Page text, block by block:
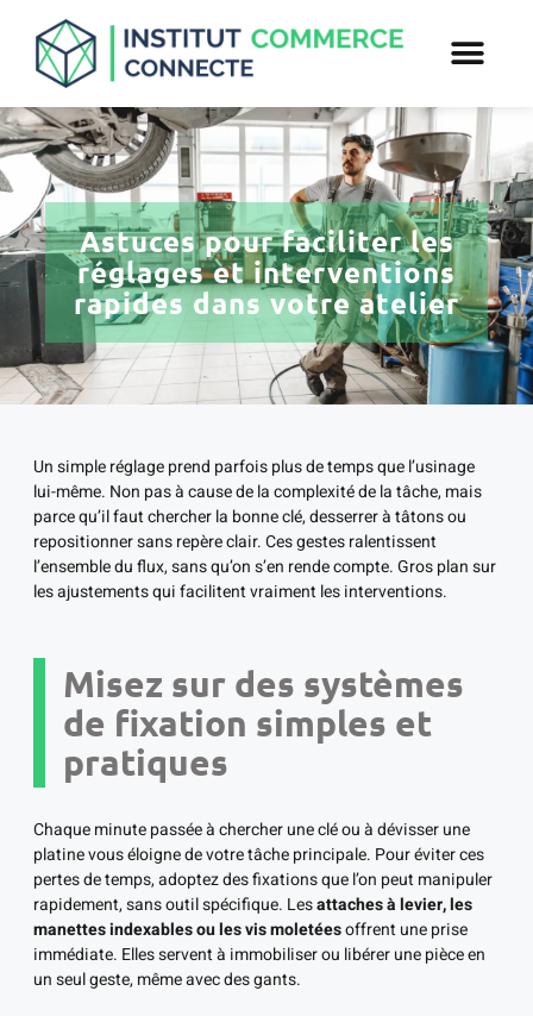
Astuces pour faciliter les
réglages et interventions
rapides dans votre atelier
Un simple réglage prend parfois plus de temps que l’usinage
lui-même. Non pas à cause de la complexité de la tâche, mais
parce qu’il faut chercher la bonne clé, desserrer à tâtons ou
repositionner sans repère clair. Ces gestes ralentissent
l’ensemble du flux, sans qu’on s’en rende compte. Gros plan sur
les ajustements qui facilitent vraiment les interventions.
Misez sur des systèmes
de fixation simples et
pratiques
Chaque minute passée à chercher une clé ou à dévisser une
platine vous éloigne de votre tâche principale. Pour éviter ces
pertes de temps, adoptez des fixations que l’on peut manipuler
rapidement, sans outil spécifique. Lesattaches à levier, les
manettes indexables ou les vis moletéesoffrent une prise
immédiate. Elles servent à immobiliser ou libérer une pièce en
un seul geste, même avec des gants.